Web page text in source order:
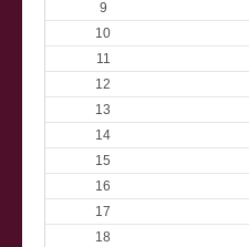
9
10
11
12
13
14
15
16
17
18